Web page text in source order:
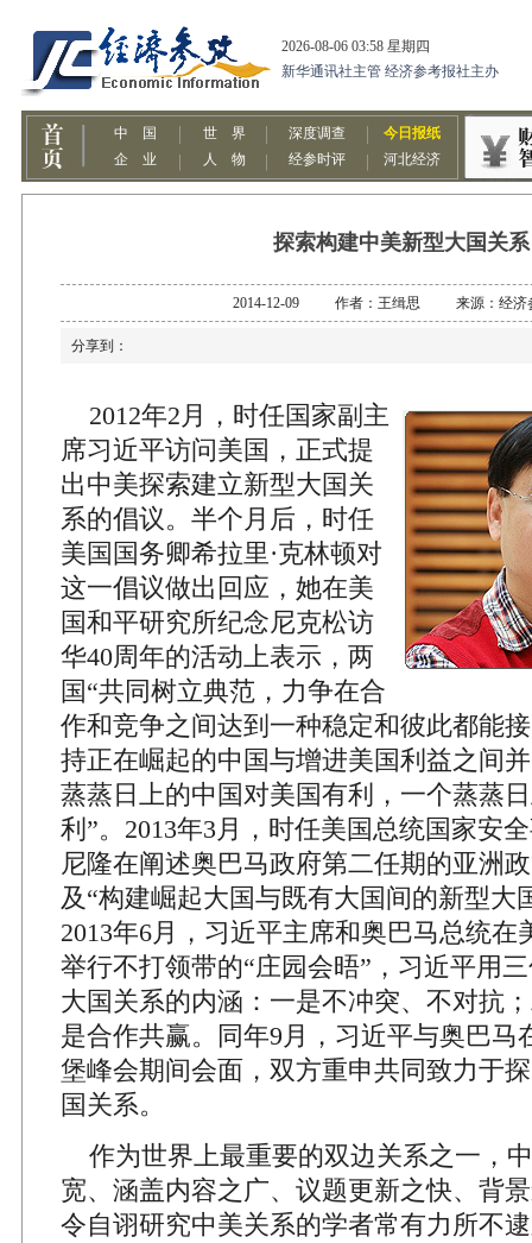
探索构建中美新型大国关系
2014-12-09 作者：王缉思 来源：经济
分享到：
2012年2月，时任国家副主
席习近平访问美国，正式提
出中美探索建立新型大国关
系的倡议。半个月后，时任
美国国务卿希拉里·克林顿对
这一倡议做出回应，她在美
国和平研究所纪念尼克松访
华40周年的活动上表示，两
国“共同树立典范，力争在合
作和竞争之间达到一种稳定和彼此都能
持正在崛起的中国与增进美国利益之间
蒸蒸日上的中国对美国有利，一个蒸蒸
利”。2013年3月，时任美国总统国家安
尼隆在阐述奥巴马政府第二任期的亚洲
及“构建崛起大国与既有大国间的新型大
2013年6月，习近平主席和奥巴马总统在
举行不打领带的“庄园会晤”，习近平用
大国关系的内涵：一是不冲突、不对抗
是合作共赢。同年9月，习近平与奥巴马
堡峰会期间会面，双方重申共同致力于
国关系。
作为世界上最重要的双边关系之一，
宽、涵盖内容之广、议题更新之快、背
令自诩研究中美关系的学者常有力所不